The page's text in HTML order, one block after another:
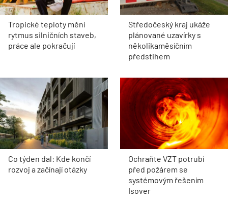
Tropické teploty mění
rytmus silničních staveb,
práce ale pokračují
Středočeský kraj ukáže
plánované uzavírky s
několikaměsíčním
předstihem
Co týden dal: Kde končí
rozvoj a začínají otázky
Ochraňte VZT potrubí
před požárem se
systémovým řešením
Isover